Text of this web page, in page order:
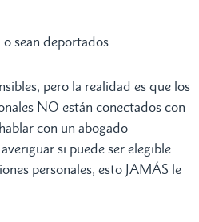
sean deportados.
pero la realidad es que los
NO están conectados con
con un abogado
si puede ser elegible
personales, esto JAMÁS le